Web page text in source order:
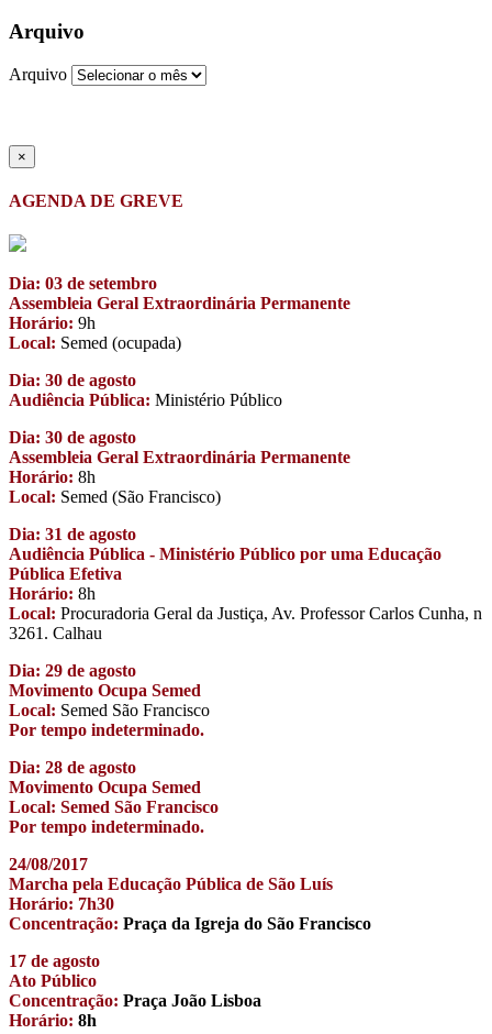
Arquivo
Arquivo
×
AGENDA DE GREVE
Dia: 03 de setembro
Assembleia Geral Extraordinária Permanente
Horário: 9h
Local: Semed (ocupada)
Dia: 30 de agosto
Audiência Pública: Ministério Público
Dia: 30 de agosto
Assembleia Geral Extraordinária Permanente
Horário: 8h
Local: Semed (São Francisco)
Dia: 31 de agosto
Audiência Pública - Ministério Público por uma Educação
Pública Efetiva
Horário: 8h
Local: Procuradoria Geral da Justiça, Av. Professor Carlos Cunha, n
3261. Calhau
Dia: 29 de agosto
Movimento Ocupa Semed
Local: Semed São Francisco
Por tempo indeterminado.
Dia: 28 de agosto
Movimento Ocupa Semed
Local: Semed São Francisco
Por tempo indeterminado.
24/08/2017
Marcha pela Educação Pública de São Luís
Horário: 7h30
Concentração: Praça da Igreja do São Francisco
17 de agosto
Ato Público
Concentração: Praça João Lisboa
Horário: 8h